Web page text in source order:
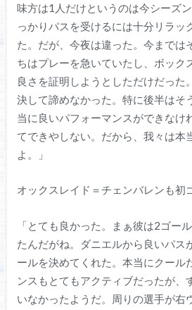
味方は1人だけというのは今シーズ
っかりパスを受けるには十分リラッ
た。だが、今夜は違った。今までは
ちはプレーを急いていたし、ボック
良さを証明しようとしただけだった
決して諦めなかった。特に後半はそ
当に良いパフォーマンスができなけ
てできやしない。だから、我々は本
よ。」
オックスレイド＝チェンバレンも初
「とても良かった。まぁ彼は2ゴー
たんだがね。ダニエルから良いパス
ールを決めてくれた。本当にクール
ンスもとてもアクティブだったが、
いなかったようだ。周りの選手が右